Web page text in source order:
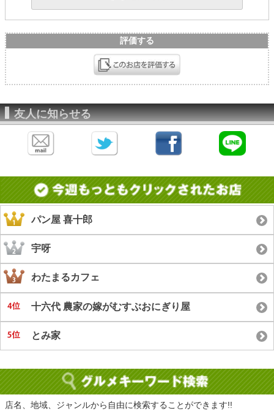
評価する
友人に知らせる
パン屋 喜十郎
宇呀
わたまるカフェ
十六代 農家の嫁がむすぶおにぎり屋
とみ家
店名、地域、ジャンルから自由に検索することができます!!